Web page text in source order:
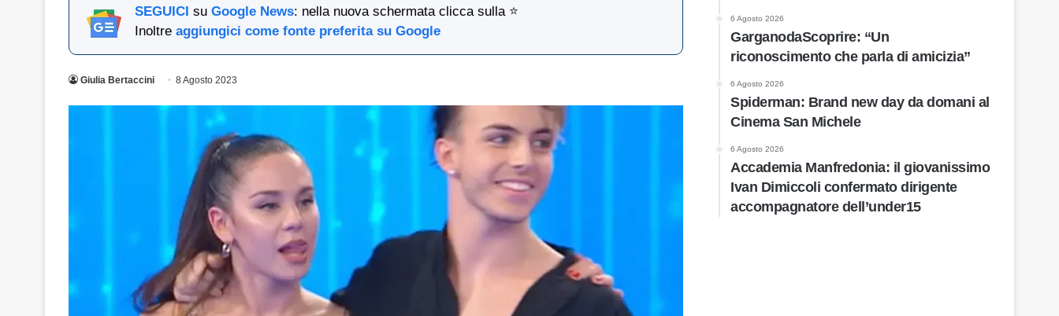
SEGUICI su Google News: nella nuova schermata clicca sulla ⭐
Inoltre aggiungici come fonte preferita su Google
Giulia Bertaccini 8 Agosto 2023
6 Agosto 2026
GarganodaScoprire: “Un
riconoscimento che parla di amicizia”
6 Agosto 2026
Spiderman: Brand new day da domani al
Cinema San Michele
6 Agosto 2026
Accademia Manfredonia: il giovanissimo
Ivan Dimiccoli confermato dirigente
accompagnatore dell’under15